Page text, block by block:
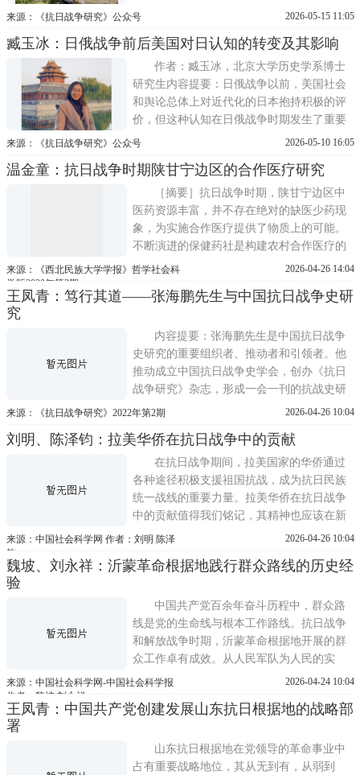
民政府拖延推诿，美国则态度强硬，双方较
蒋介石的战略互信岌岌可危。蒋介石最终虽
同意观察组计划，但并非出于真正理解美国
与中国共产党开展合作的战略意
来源：《抗日战争研究》公众号 2026-05-15 11:05
臧玉冰：日俄战争前后美国对日认知的转变及其影响
作者：臧玉冰，北京大学历史学系博士
研究生内容提要：日俄战争以前，美国社会
和舆论总体上对近代化的日本抱持积极的评
价，但这种认知在日俄战争时期发生了重要
转变。日本在战争中的表现、战后日本在东
互影响，激发并强化了美国太平洋沿岸地区
针对日本的黄祸印象。由此，美国舆论界出
现了以日本人为代表的黄种人
来源：《抗日战争研究》公众号 2026-05-10 16:05
温金童：抗日战争时期陕甘宁边区的合作医疗研究
［摘要］抗日战争时期，陕甘宁边区中
医药资源丰富，并不存在绝对的缺医少药现
象，为实施合作医疗提供了物质上的可能。
不断演进的保健药社是构建农村合作医疗的
重要路径；私医入社堪称合作医疗的伟大创
窘境，同时折射了中国共产党海纳百川的胸
志着边区的合作医疗发展的新
来源：《西北民族大学学报》哲学社会科
学版2020年第3期
2026-04-26 14:04
王凤青：笃行其道——张海鹏先生与中国抗日战争史研
究
内容提要：张海鹏先生是中国抗日战争
史研究的重要组织者、推动者和引领者。他
推动成立中国抗日战争史学会，创办《抗日
战争研究》杂志，形成一会一刊的抗战史研
究和交流平台；运用大历史观思考抗日战争
意义，推动中国抗战史研究走向纵深、走向
国际；围绕国共两党在抗战中的地位、作用
及相关问题提出新认识、新观
来源：《抗日战争研究》2022年第2期 2026-04-26 10:04
刘明、陈泽钧：拉美华侨在抗日战争中的贡献
在抗日战争期间，拉美国家的华侨通过
各种途径积极支援祖国抗战，成为抗日民族
统一战线的重要力量。拉美华侨在抗日战争
中的贡献值得我们铭记，其精神也应该在新
时代继续发扬光大。在抗日战争期间，秘
通过各种途径积极支援国内抗战，为争取抗
是拉美华侨及相关团体
来源：中国社会科学网 作者：刘明 陈泽
钧
2026-04-26 10:04
魏坡、刘永祥：沂蒙革命根据地践行群众路线的历史经
验
中国共产党百余年奋斗历程中，群众路
线是党的生命线与根本工作路线。抗日战争
和解放战争时期，沂蒙革命根据地开展的群
众工作卓有成效。从人民军队为人民的实
践，到切实保护和增进人民群众利益，进而
的革命力量。沂蒙革命根据地群众工作生动
死与共的沂蒙精神，是我们党践
来源：中国社会科学网-中国社会科学报
作者：魏坡 刘永祥
2026-04-24 10:04
王凤青：中国共产党创建发展山东抗日根据地的战略部
署
山东抗日根据地在党领导的革命事业中
占有重要战略地位，其从无到有，从弱到